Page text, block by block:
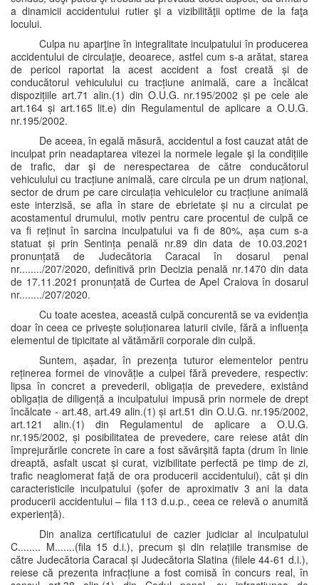
a dinamicii accidentului rutier şi a vizibilităţii optime de la faţa
locului.
Culpa nu aparţine în integralitate inculpatului în producerea
accidentului de circulaţie, deoarece, astfel cum s-a arătat, starea
de pericol raportat la acest accident a fost creată și de
conducătorul vehiculului cu tracțiune animală, care a încălcat
dispozițiile art.71 alin.(1) din O.U.G. nr.195/2002 și pe cele ale
art.164 și art.165 lit.e) din Regulamentul de aplicare a O.U.G.
nr.195/2002.
De aceea, în egală măsură, accidentul a fost cauzat atât de
inculpat prin neadaptarea vitezei la normele legale şi la condițiile
de trafic, dar şi de nerespectarea de către conducătorul
vehiculului cu tracțiune animală, care circula pe un drum național,
sector de drum pe care circulația vehiculelor cu tracțiune animală
este interzisă, se afla în stare de ebrietate și nu a circulat pe
acostamentul drumului, motiv pentru care procentul de culpă ce
va fi reținut în sarcina inculpatului va fi de 80%, așa cum s-a
statuat și prin Sentința penală nr.89 din data de 10.03.2021
pronunțată de Judecătoria Caracal în dosarul penal
nr......../207/2020, definitivă prin Decizia penală nr.1470 din data
de 17.11.2021 pronunțată de Curtea de Apel Craiova în dosarul
nr......../207/2020.
Cu toate acestea, această culpă concurentă se va evidenția
doar în ceea ce privește soluționarea laturii civile, fără a influența
elementul de tipicitate al vătămării corporale din culpă.
Suntem, așadar, în prezența tuturor elementelor pentru
reținerea formei de vinovăție a culpei fără prevedere, respectiv:
lipsa în concret a prevederii, obligația de prevedere, existând
obligația de diligență a inculpatului impusă prin normele de drept
încălcate - art.48, art.49 alin.(1) și art.51 din O.U.G. nr.195/2002,
art.121 alin.(1) din Regulamentul de aplicare a O.U.G.
nr.195/2002, și posibilitatea de prevedere, care reiese atât din
împrejurările concrete în care a fost săvârșită fapta (drum în linie
dreaptă, asfalt uscat și curat, vizibilitate perfectă pe timp de zi,
trafic neaglomerat față de ora producerii accidentului), cât și din
caracteristicile inculpatului (șofer de aproximativ 3 ani la data
producerii accidentului – fila 113 d.u.p., ceea ce relevă o anumită
experiență).
Din analiza certificatului de cazier judiciar al inculpatului
C........ M.......(fila 15 d.i.), precum și din relațiile transmise de
către Judecătoria Caracal și Judecătoria Slatina (filele 44-61 d.i.),
reiese că prezenta infracțiune a fost comisă în concurs real, în